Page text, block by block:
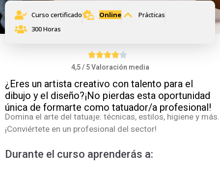
Curso certificado Online
Prácticas
300 Horas
4,5 / 5 Valoración media
¿Eres un artista creativo con talento para el
dibujo y el diseño?¡No pierdas esta oportunidad
única de formarte como tatuador/a profesional!
Domina el arte del tatuaje: técnicas, estilos, higiene y más.
¡Conviértete en un profesional del sector!
Durante el curso aprenderás a: